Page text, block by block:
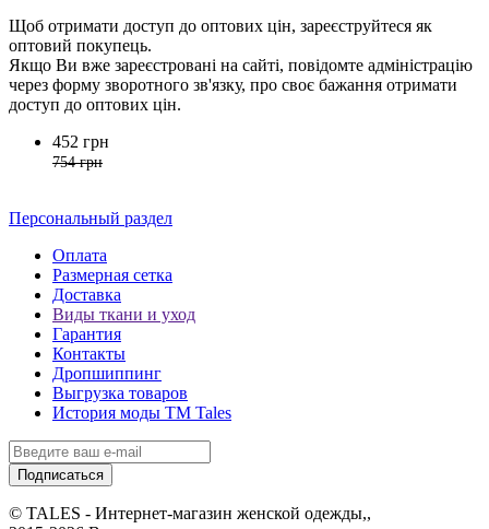
Щоб отримати доступ до оптових цін, зареєструйтеся як
оптовий покупець.
Якщо Ви вже зареєстровані на сайті, повідомте адміністрацію
через форму зворотного зв'язку, про своє бажання отримати
доступ до оптових цін.
452 грн
754 грн
Персональный раздел
Оплата
Размерная сетка
Доставка
Виды ткани и уход
Гарантия
Контакты
Дропшиппинг
Выгрузка товаров
История моды ТМ Tales
Подписаться
© TALES - Интернет-магазин женской одежды,,